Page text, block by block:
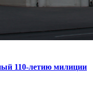
110-летию милиции